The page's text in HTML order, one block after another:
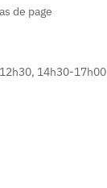
de page
14h30-17h00